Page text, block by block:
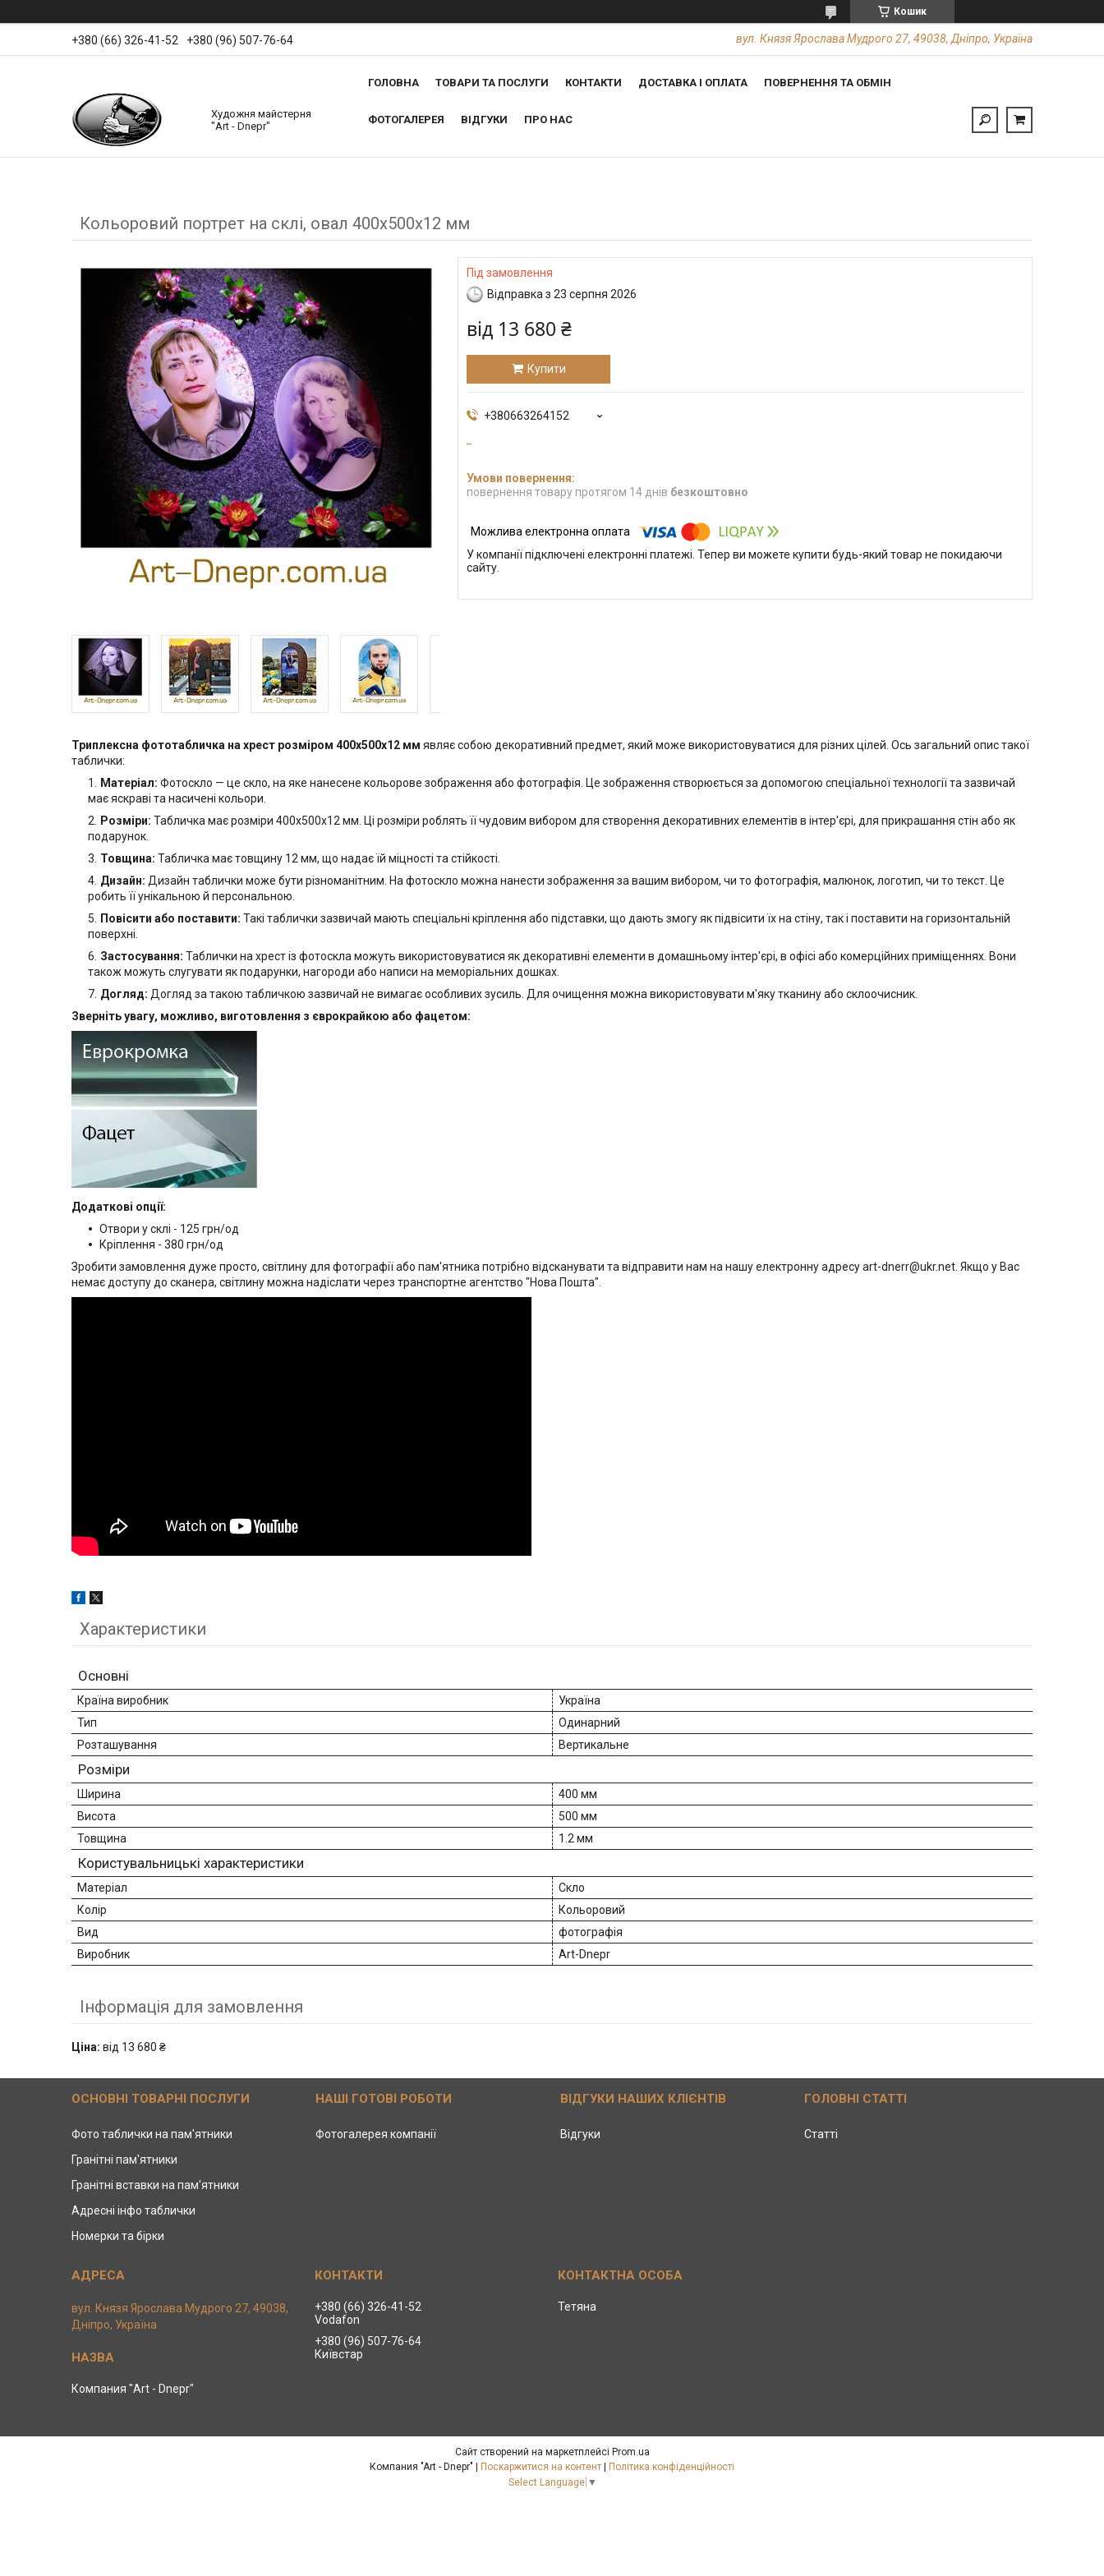
Кошик
+380 (66) 326-41-52 +380 (96) 507-76-64 вул. Князя Ярослава Мудрого 27, 49038, Дніпро, Україна
Художня майстерня
"Art - Dnepr"
ГОЛОВНА ТОВАРИ ТА ПОСЛУГИ КОНТАКТИ ДОСТАВКА І ОПЛАТА ПОВЕРНЕННЯ ТА ОБМІН
ФОТОГАЛЕРЕЯ ВІДГУКИ ПРО НАС
Кольоровий портрет на склі, овал 400х500х12 мм
Під замовлення
Відправка з 23 серпня 2026
від 13 680 ₴
Купити
+380663264152
повернення товару протягом 14 днів безкоштовно
У компанії підключені електронні платежі. Тепер ви можете купити будь-який товар не покидаючи
сайту.
Триплексна фототабличка на хрест розміром 400х500x12 мм являє собою декоративний предмет, який може використовуватися для різних цілей. Ось загальний опис такої
таблички:
Матеріал: Фотоскло — це скло, на яке нанесене кольорове зображення або фотографія. Це зображення створюється за допомогою спеціальної технології та зазвичай
має яскраві та насичені кольори.
Розміри: Табличка має розміри 400х500x12 мм. Ці розміри роблять її чудовим вибором для створення декоративних елементів в інтер'єрі, для прикрашання стін або як
подарунок.
Товщина: Табличка має товщину 12 мм, що надає їй міцності та стійкості.
Дизайн: Дизайн таблички може бути різноманітним. На фотоскло можна нанести зображення за вашим вибором, чи то фотографія, малюнок, логотип, чи то текст. Це
робить її унікальною й персональною.
Повісити або поставити: Такі таблички зазвичай мають спеціальні кріплення або підставки, що дають змогу як підвісити їх на стіну, так і поставити на горизонтальній
поверхні.
Застосування: Таблички на хрест із фотоскла можуть використовуватися як декоративні елементи в домашньому інтер'єрі, в офісі або комерційних приміщеннях. Вони
також можуть слугувати як подарунки, нагороди або написи на меморіальних дошках.
Догляд: Догляд за такою табличкою зазвичай не вимагає особливих зусиль. Для очищення можна використовувати м'яку тканину або склоочисник.
Зверніть увагу, можливо, виготовлення з єврокрайкою або фацетом:
Додаткові опції:
Отвори у склі - 125 грн/од
Кріплення - 380 грн/од
Зробити замовлення дуже просто, світлину для фотографії або пам'ятника потрібно відсканувати та відправити нам на нашу електронну адресу art-dnerr@ukr.net. Якщо у Вас
немає доступу до сканера, світлину можна надіслати через транспортне агентство "Нова Пошта".
Характеристики
Основні
Країна виробник
Україна
Тип
Одинарний
Розташування
Вертикальне
Розміри
Ширина
400 мм
Висота
500 мм
Товщина
1.2 мм
Користувальницькі характеристики
Матеріал
Скло
Колір
Кольоровий
Вид
фотографія
Виробник
Art-Dnepr
Інформація для замовлення
Ціна: від 13 680 ₴
ОСНОВНІ ТОВАРНІ ПОСЛУГИ
Фото таблички на пам'ятники
Гранітні пам'ятники
Гранітні вставки на пам'ятники
Адресні інфо таблички
Номерки та бірки
НАШІ ГОТОВІ РОБОТИ
Фотогалерея компанії
ВІДГУКИ НАШИХ КЛІЄНТІВ
Відгуки
ГОЛОВНІ СТАТТІ
Статті
вул. Князя Ярослава Мудрого 27, 49038,
Дніпро, Україна
Компания "Art - Dnepr"
+380 (66) 326-41-52
Vodafon
+380 (96) 507-76-64
Київстар
Тетяна
Сайт створений на маркетплейсі Prom.ua
Поскаржитися на контент
Політика конфіденційності
Select Language ▼